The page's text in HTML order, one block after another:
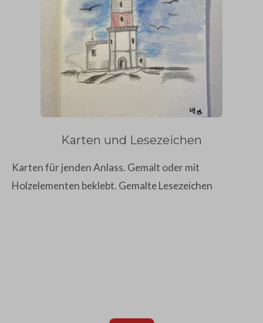
Karten und Lesezeichen
Karten für jenden Anlass. Gemalt oder mit
Holzelementen beklebt. Gemalte Lesezeichen